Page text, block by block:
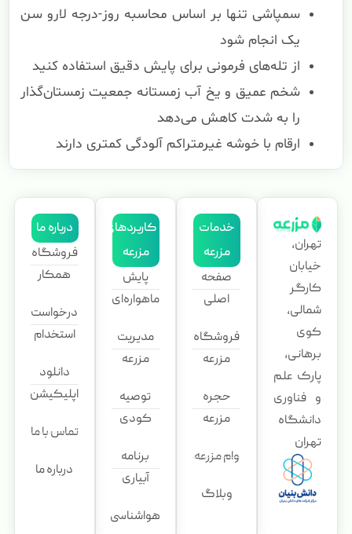
سمپاشی تنها بر اساس محاسبه روز-درجه لارو سن
یک انجام شود
از تله‌های فرمونی برای پایش دقیق استفاده کنید
شخم عمیق و یخ آب زمستانه جمعیت زمستان‌گذار
را به شدت کاهش می‌دهد
ارقام با خوشه غیرمتراکم آلودگی کمتری دارند
تهران،
خیابان
کارگر
شمالی،
کوی
برهانی،
پارک علم
و فناوری
دانشگاه
تهران
خدمات
مزرعه
صفحه
اصلی
فروشگاه
مزرعه
حجره
مزرعه
وام مزرعه
وبلاگ
کاربردهای
مزرعه
پایش
ماهواره‌ای
مدیریت
مزرعه
توصیه
کودی
برنامه
آبیاری
هواشناسی
درباره ما
فروشگاه
همکار
درخواست
استخدام
دانلود
اپلیکیشن
تماس با ما
درباره ما